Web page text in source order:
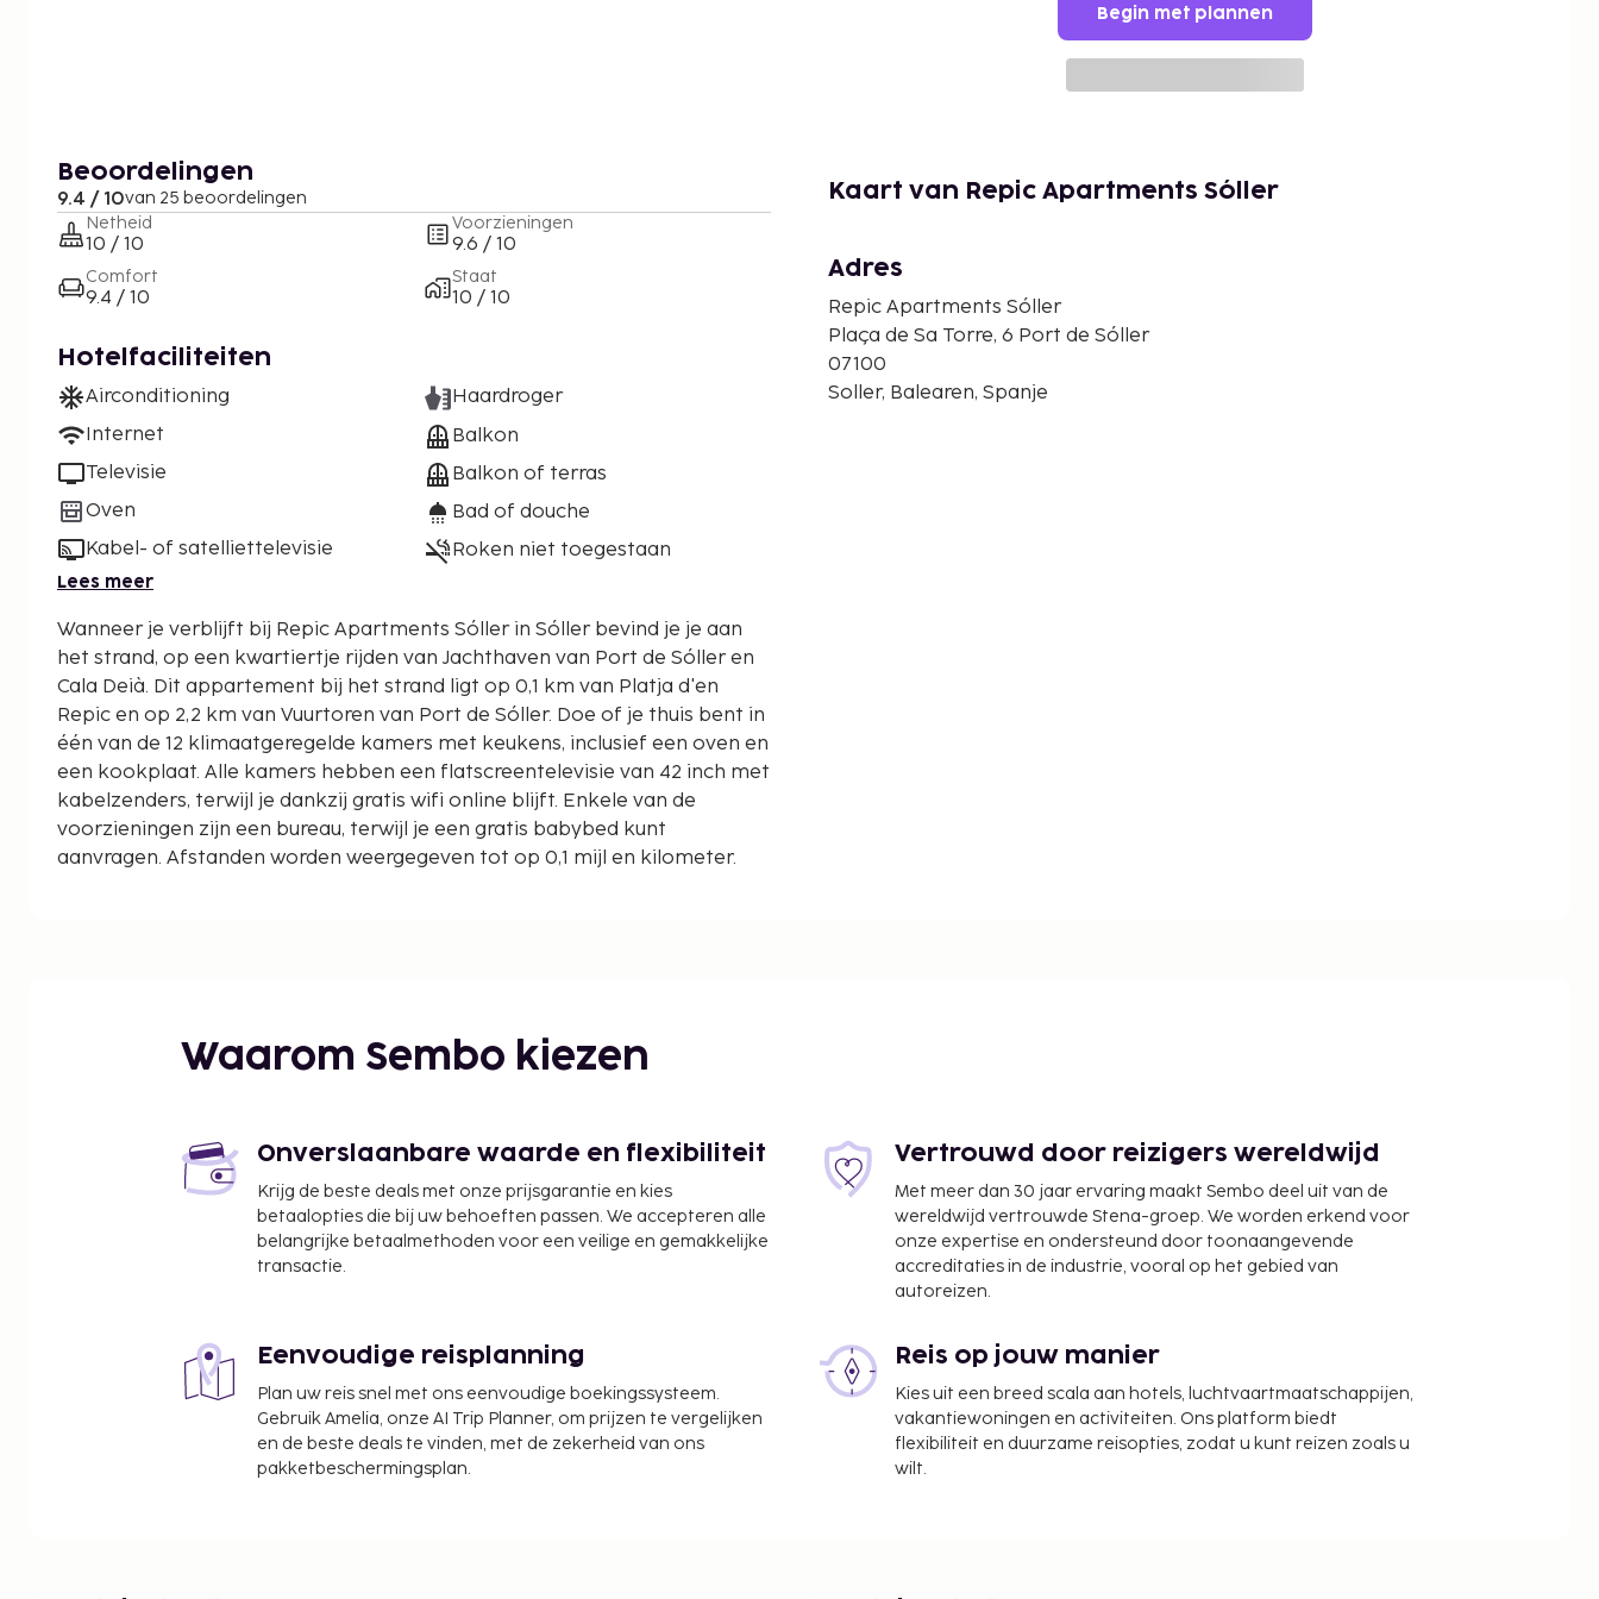
Begin met plannen
Beoordelingen
9.4 / 10van 25 beoordelingen
Netheid
10 / 10
Comfort
9.4 / 10
Voorzieningen
9.6 / 10
Staat
10 / 10
Hotelfaciliteiten
Airconditioning
Internet
Televisie
Oven
Kabel- of satelliettelevisie
Haardroger
Balkon
Balkon of terras
Bad of douche
Roken niet toegestaan
Lees meer
Wanneer je verblijft bij Repic Apartments Sóller in Sóller bevind je je aan
het strand, op een kwartiertje rijden van Jachthaven van Port de Sóller en
Cala Deià. Dit appartement bij het strand ligt op 0,1 km van Platja d'en
Repic en op 2,2 km van Vuurtoren van Port de Sóller. Doe of je thuis bent in
één van de 12 klimaatgeregelde kamers met keukens, inclusief een oven en
een kookplaat. Alle kamers hebben een flatscreentelevisie van 42 inch met
kabelzenders, terwijl je dankzij gratis wifi online blijft. Enkele van de
voorzieningen zijn een bureau, terwijl je een gratis babybed kunt
aanvragen. Afstanden worden weergegeven tot op 0,1 mijl en kilometer.
Vuurtoren van Port de Sóller - 1,9 km
Museu de Sóller - 3,5 km
Església de Sant Bartomeu - 3,7 km
Banco de Sóller - 3,7 km
Station Ferrocarril de Sóller - 3,8 km
Botanische tuin van Soller - 3,8 km
Museo Balear de Ciencias Naturales - 3,8 km
De volgende kosten dienen bij de accommodatie te worden betaald. De
kosten kunnen inclusief toepasselijke belastingen zijn:
Er wordt een belasting door de lokale overheid geïnd die bij de
accommodatie in rekening wordt gebracht. Na de 8e nacht van het
Kaart van Repic Apartments Sóller
Adres
Repic Apartments Sóller
Plaça de Sa Torre, 6 Port de Sóller
07100
Soller, Balearen, Spanje
Waarom Sembo kiezen
Onverslaanbare waarde en flexibiliteit
Krijg de beste deals met onze prijsgarantie en kies
betaalopties die bij uw behoeften passen. We accepteren alle
belangrijke betaalmethoden voor een veilige en gemakkelijke
transactie.
Vertrouwd door reizigers wereldwijd
Met meer dan 30 jaar ervaring maakt Sembo deel uit van de
wereldwijd vertrouwde Stena-groep. We worden erkend voor
onze expertise en ondersteund door toonaangevende
accreditaties in de industrie, vooral op het gebied van
autoreizen.
Eenvoudige reisplanning
Plan uw reis snel met ons eenvoudige boekingssysteem.
Gebruik Amelia, onze AI Trip Planner, om prijzen te vergelijken
en de beste deals te vinden, met de zekerheid van ons
pakketbeschermingsplan.
Reis op jouw manier
Kies uit een breed scala aan hotels, luchtvaartmaatschappijen,
vakantiewoningen en activiteiten. Ons platform biedt
flexibiliteit en duurzame reisopties, zodat u kunt reizen zoals u
wilt.